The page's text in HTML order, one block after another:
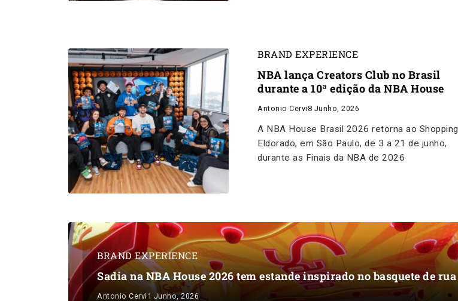
BRAND EXPERIENCE
NBA lança Creators Club no Brasil
durante a 10ª edição da NBA House
Antonio Cervi8 Junho, 2026
A NBA House Brasil 2026 retorna ao Shopping
Eldorado, em São Paulo, de 3 a 21 de junho,
durante as Finais da NBA de 2026
BRAND EXPERIENCE
Sadia na NBA House 2026 tem estande inspirado no basquete de rua
Antonio Cervi1 Junho, 2026